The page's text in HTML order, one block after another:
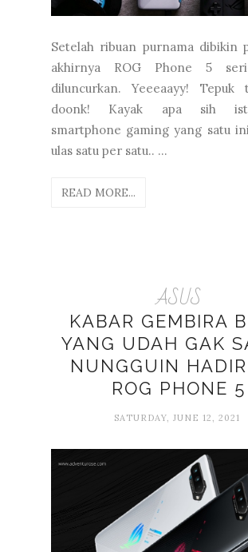
Setelah ribuan purnama dibikin
akhirnya ROG Phone 5
diluncurkan. Yeeeaayy! Tepuk
doonk! Kayak apa sih
smartphone gaming yang satu
ulas satu per satu.. ...
READ MORE...
ASUS
KABAR GEMBIRA
YANG UDAH GAK
NUNGGUIN
ROG PHONE 5
SATURDAY, JUNE 12, 2021